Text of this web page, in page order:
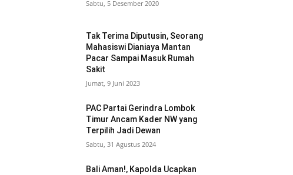
Sabtu, 5 Desember 2020
Tak Terima Diputusin, Seorang
Mahasiswi Dianiaya Mantan
Pacar Sampai Masuk Rumah
Sakit
Jumat, 9 Juni 2023
PAC Partai Gerindra Lombok
Timur Ancam Kader NW yang
Terpilih Jadi Dewan
Sabtu, 31 Agustus 2024
Bali Aman!, Kapolda Ucapkan